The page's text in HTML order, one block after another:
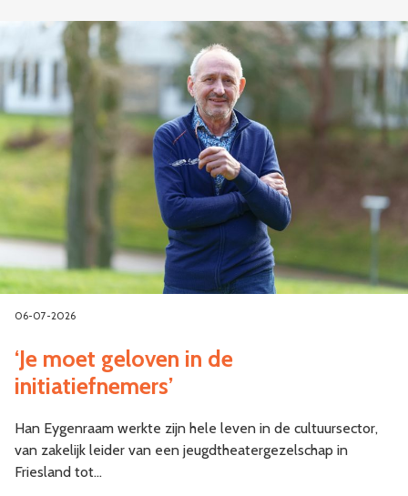
06-07-2026
‘Je moet geloven in de
initiatiefnemers’
Han Eygenraam werkte zijn hele leven in de cultuursector,
van zakelijk leider van een jeugdtheatergezelschap in
Friesland tot…